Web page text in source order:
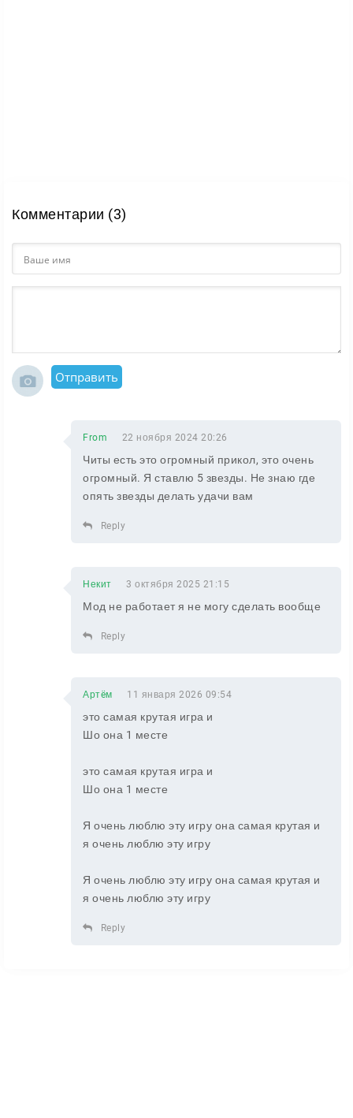
Комментарии (3)
Отправить
From 22 ноября 2024 20:26
Читы есть это огромный прикол, это очень
огромный. Я ставлю 5 звезды. Не знаю где
опять звезды делать удачи вам
Reply
Некит 3 октября 2025 21:15
Мод не работает я не могу сделать вообще
Reply
Артëм 11 января 2026 09:54
это самая крутая игра и
Шо она 1 месте
это самая крутая игра и
Шо она 1 месте
Я очень люблю эту игру она самая крутая и
я очень люблю эту игру
Я очень люблю эту игру она самая крутая и
я очень люблю эту игру
Reply